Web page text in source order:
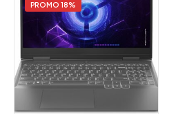
PROMO 18%